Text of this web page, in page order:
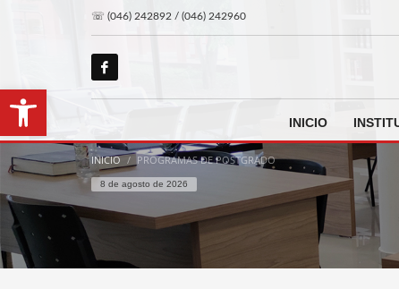
Abrir barra de herramientas
☏ (046) 242892 / (046) 242960
INICIO
INICIO PROGRAMAS DE POSTGRADO
8 de agosto de 2026